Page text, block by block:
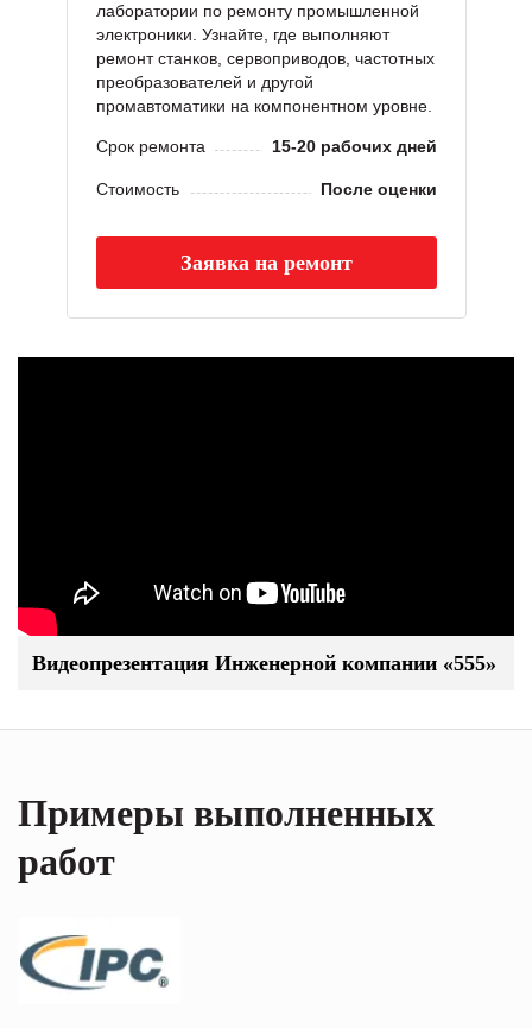
лаборатории по ремонту промышленной
электроники. Узнайте, где выполняют
ремонт станков, сервоприводов, частотных
преобразователей и другой
промавтоматики на компонентном уровне.
Срок ремонта 15-20 рабочих дней
Стоимость После оценки
Заявка на ремонт
Видеопрезентация Инженерной компании «555»
Примеры выполненных
работ